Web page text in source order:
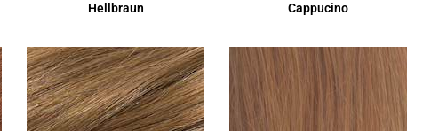
Hellbraun
Cappucino